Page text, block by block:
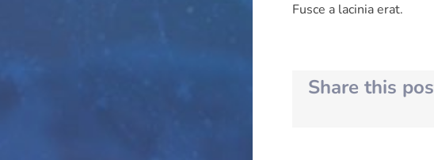
Fusce a lacinia erat.
Share this